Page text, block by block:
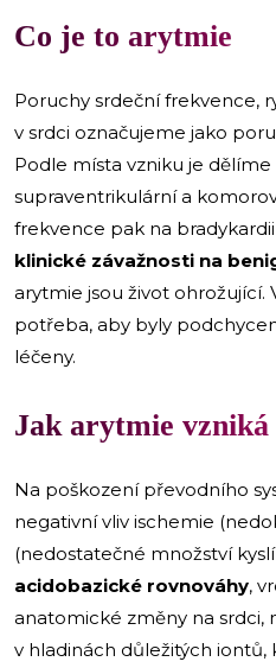
Co je to arytmie
Poruchy srdeční frekvence,
v srdci označujeme jako
Podle místa vzniku je dělíme
supraventrikulární a
frekvence pak na
klinické závažnosti na
arytmie jsou život ohrožující.
potřeba, aby byly
léčeny.
Jak arytmie vzniká
Na poškození převodního
negativní vliv ischemie
(nedostatečné množství
acidobazické rovnováhy,
anatomické změny na srdci,
v hladinách důležitých iontů,